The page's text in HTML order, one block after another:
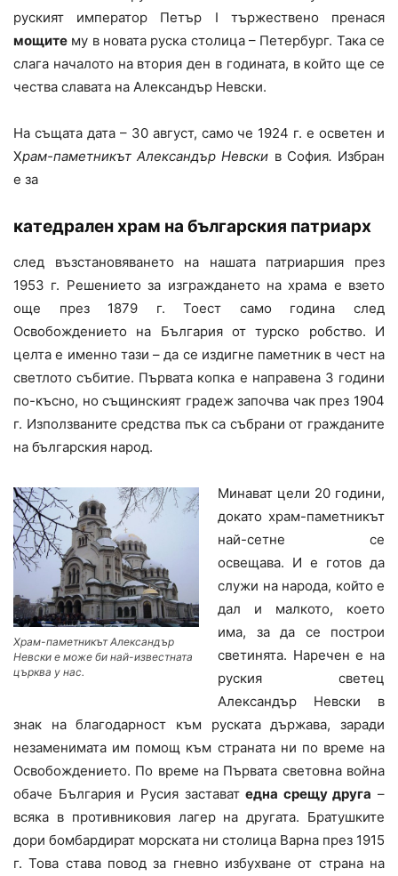
руският император Петър I тържествено пренася
мощите му в новата руска столица – Петербург. Така се
слага началото на втория ден в годината, в който ще се
чества славата на Александър Невски.
На същата дата – 30 август, само че 1924 г. е осветен и
Храм-паметникът Александър Невски в София. Избран
е за
катедрален храм на българския патриарх
след възстановяването на нашата патриаршия през
1953 г. Решението за изграждането на храма е взето
още през 1879 г. Тоест само година след
Освобождението на България от турско робство. И
целта е именно тази – да се издигне паметник в чест на
светлото събитие. Първата копка е направена 3 години
по-късно, но същинският градеж започва чак през 1904
г. Използваните средства пък са събрани от гражданите
на българския народ.
Храм-паметникът Александър
Невски е може би най-известната
църква у нас.
Минават цели 20 години,
докато храм-паметникът
най-сетне се
освещава. И е готов да
служи на народа, който е
дал и малкото, което
има, за да се построи
светинята. Наречен е на
руския светец
Александър Невски в
знак на благодарност към руската държава, заради
незаменимата им помощ към страната ни по време на
Освобождението. По време на Първата световна война
обаче България и Русия заставатедна срещу друга –
всяка в противниковия лагер на другата. Братушките
дори бомбардират морската ни столица Варна през 1915
г. Това става повод за гневно избухване от страна на